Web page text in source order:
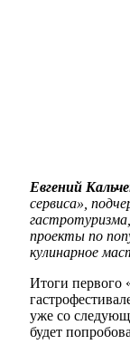
Евгений
сервиса»,
проекты по
кулинарное
Итоги первого
уже со
будет